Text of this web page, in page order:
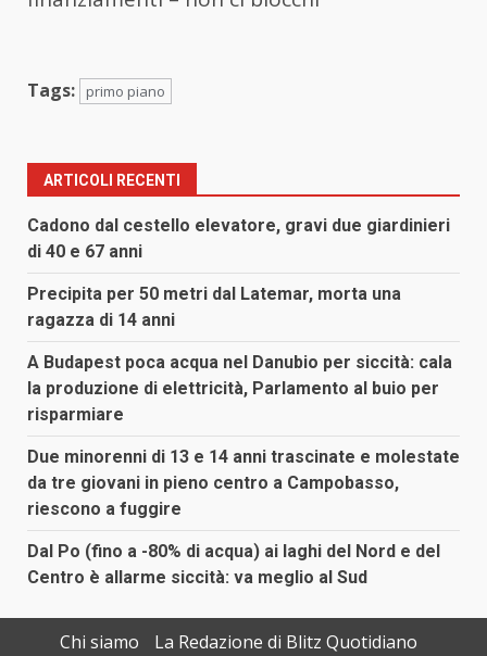
Tags: primo piano
ARTICOLI RECENTI
Cadono dal cestello elevatore, gravi due giardinieri
di 40 e 67 anni
Precipita per 50 metri dal Latemar, morta una
ragazza di 14 anni
A Budapest poca acqua nel Danubio per siccità: cala
la produzione di elettricità, Parlamento al buio per
risparmiare
Due minorenni di 13 e 14 anni trascinate e molestate
da tre giovani in pieno centro a Campobasso,
riescono a fuggire
Dal Po (fino a -80% di acqua) ai laghi del Nord e del
Centro è allarme siccità: va meglio al Sud
Chi siamo La Redazione di Blitz Quotidiano